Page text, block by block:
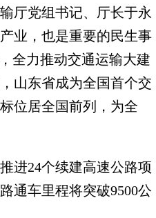
厅党组书记、厅长于永
业，也是重要的民生事
全力推动交通运输大建
山东省成为全国首个交
位居全国前列，为全
进24个续建高速公路项
通车里程将突破9500公